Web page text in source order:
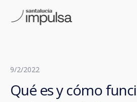
9/2/2022
Qué es y cómo